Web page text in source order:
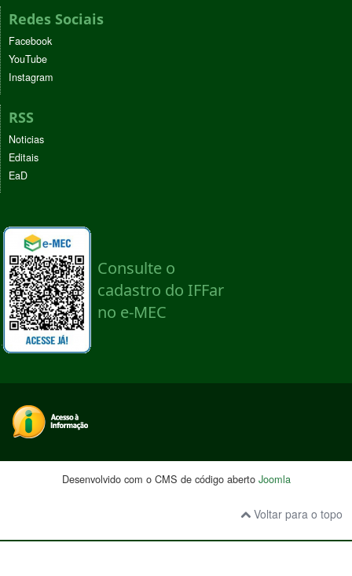
Redes Sociais
Facebook
YouTube
Instagram
RSS
Noticias
Editais
EaD
Desenvolvido com o CMS de código aberto Joomla
Voltar para o topo